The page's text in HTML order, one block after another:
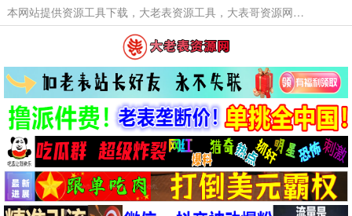
本网站提供资源工具下载，大老表资源工具，大表哥资源网软件工具，大老表资源下载，活动线报福利资源分享,活动线报，大型网游经典游戏，网络热门技术游戏辅助交流与分享。